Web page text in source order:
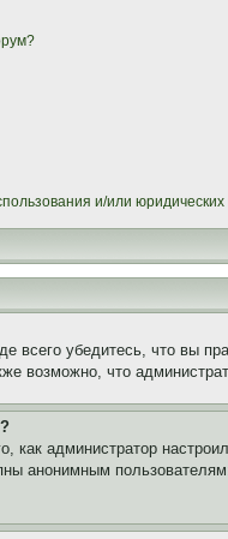
и/или
всего убедитесь, что вы
возможно, что
как администратор
анонимным